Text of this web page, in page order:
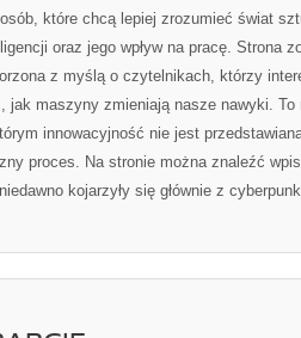
które chcą lepiej zrozumieć świat
oraz jego wpływ na pracę. Strona
z myślą o czytelnikach, którzy
jak maszyny zmieniają nasze nawyki. To
innowacyjność nie jest
proces. Na stronie można znaleźć
kojarzyły się głównie z